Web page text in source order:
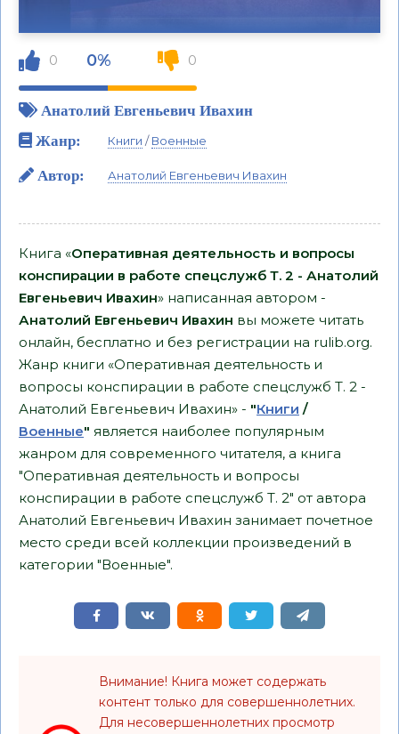
0 0% 0
Анатолий Евгеньевич Ивахин
Жанр:
Книги /Военные
Автор: Анатолий Евгеньевич Ивахин
Книга «Оперативная деятельность и вопросы
конспирации в работе спецслужб Т. 2 - Анатолий
Евгеньевич Ивахин» написанная автором -
Анатолий Евгеньевич Ивахин вы можете читать
онлайн, бесплатно и без регистрации на rulib.org.
Жанр книги «Оперативная деятельность и
вопросы конспирации в работе спецслужб Т. 2 -
Анатолий Евгеньевич Ивахин» - "Книги /
Военные" является наиболее популярным
жанром для современного читателя, а книга
"Оперативная деятельность и вопросы
конспирации в работе спецслужб Т. 2" от автора
Анатолий Евгеньевич Ивахин занимает почетное
место среди всей коллекции произведений в
категории "Военные".
Внимание! Книга может содержать
контент только для совершеннолетних.
Для несовершеннолетних просмотр